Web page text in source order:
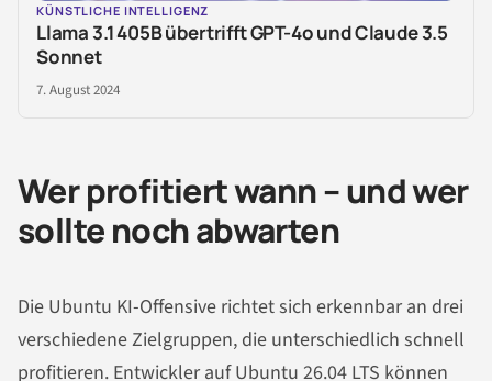
KÜNSTLICHE INTELLIGENZ
Llama 3.1 405B übertrifft GPT-4o und Claude 3.5
Sonnet
7. August 2024
Wer profitiert wann – und wer
sollte noch abwarten
Die Ubuntu KI-Offensive richtet sich erkennbar an drei
verschiedene Zielgruppen, die unterschiedlich schnell
profitieren. Entwickler auf Ubuntu 26.04 LTS können